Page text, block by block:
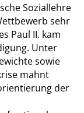
Soziallehre
sehr
Paul II. kam
Unter
sowie
mahnt
der